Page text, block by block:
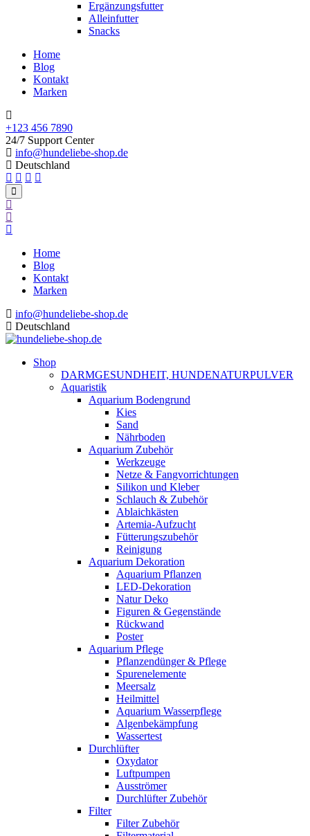
Ergänzungsfutter
Alleinfutter
Snacks
Home
Blog
Kontakt
Marken
+123 456 7890
24/7 Support Center
info@hundeliebe-shop.de
Deutschland
Home
Blog
Kontakt
Marken
info@hundeliebe-shop.de
Deutschland
Shop
DARMGESUNDHEIT, HUNDENATURPULVER
Aquaristik
Aquarium Bodengrund
Kies
Sand
Nährboden
Aquarium Zubehör
Werkzeuge
Netze & Fangvorrichtungen
Silikon und Kleber
Schlauch & Zubehör
Ablaichkästen
Artemia-Aufzucht
Fütterungszubehör
Reinigung
Aquarium Dekoration
Aquarium Pflanzen
LED-Dekoration
Natur Deko
Figuren & Gegenstände
Rückwand
Poster
Aquarium Pflege
Pflanzendünger & Pflege
Spurenelemente
Meersalz
Heilmittel
Aquarium Wasserpflege
Algenbekämpfung
Wassertest
Durchlüfter
Oxydator
Luftpumpen
Ausströmer
Durchlüfter Zubehör
Filter
Filter Zubehör